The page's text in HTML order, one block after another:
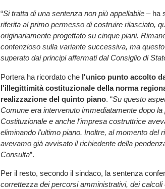
“Si tratta di una sentenza non più appellabile – ha
riferita al primo permesso di costruire rilasciato,
originariamente progettato su cinque piani.
contenzioso sulla variante successiva, ma
superato dai principi affermati dal Consiglio di
Portera ha ricordato che l'unico punto accolto
l'illegittimità costituzionale della norma
realizzazione del quinto piano. “Su questo
Comune era intervenuto immediatamente dopo
Costituzionale e anche l'impresa costruttrice
eliminando l'ultimo piano. Inoltre, al momento del
avevamo già avvisato il richiedente della
Consulta”.
Per il resto, secondo il sindaco, la sentenza
correttezza dei percorsi amministrativi, dei calcoli